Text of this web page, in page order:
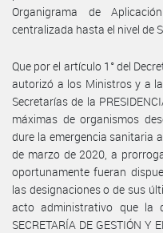
Organigrama de
centralizada hasta el nivel de
Que por el artículo 1° del
autorizó a los Ministros y a
Secretarías de la
máximas de organismos
dure la emergencia sanitaria
de marzo de 2020, a
oportunamente fueran
las designaciones o de sus
acto administrativo que la
SECRETARÍA DE GESTIÓN Y